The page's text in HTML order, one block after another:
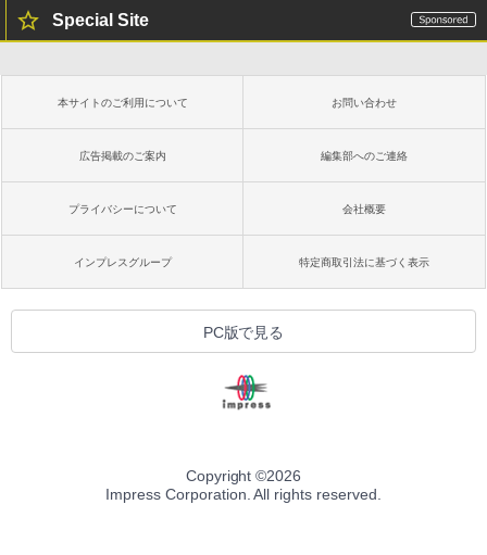
Special Site
本サイトのご利用について お問い合わせ
広告掲載のご案内 編集部へのご連絡
プライバシーについて 会社概要
インプレスグループ 特定商取引法に基づく表示
PC版で見る
Copyright ©2026
Impress Corporation. All rights reserved.